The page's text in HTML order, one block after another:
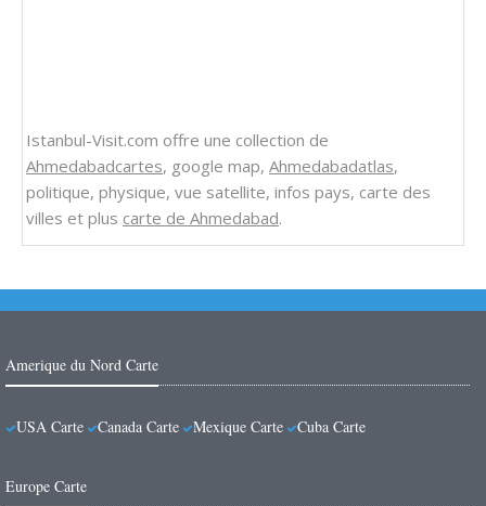
Istanbul-Visit.com offre une collection de
Ahmedabadcartes, google map, Ahmedabadatlas,
politique, physique, vue satellite, infos pays, carte des
villes et plus carte de Ahmedabad.
Amerique du Nord Carte
USA Carte Canada Carte Mexique Carte Cuba Carte
Europe Carte